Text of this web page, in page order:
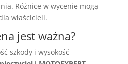
Różnice w wycenie mogą
właścicieli.
jest ważna?
szkody i wysokość